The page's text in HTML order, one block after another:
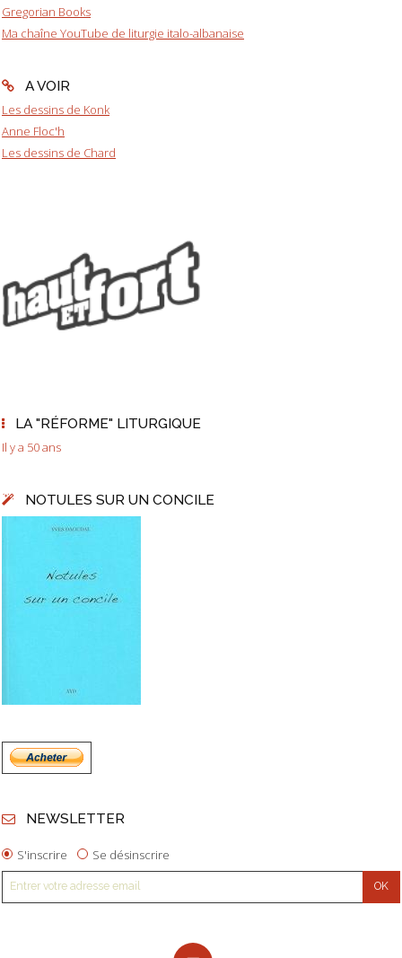
Gregorian Books
Ma chaîne YouTube de liturgie italo-albanaise
A VOIR
Les dessins de Konk
Anne Floc'h
Les dessins de Chard
LA "RÉFORME" LITURGIQUE
Il y a 50 ans
NOTULES SUR UN CONCILE
NEWSLETTER
S'inscrire Se désinscrire